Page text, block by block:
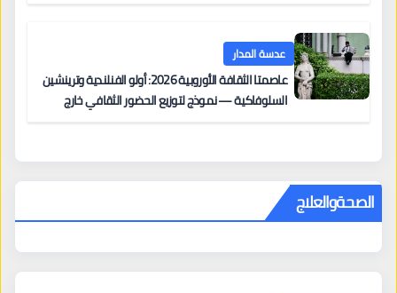
عدسة المدار
عاصمتا الثقافة الأوروبية 2026: أولو الفنلندية وترينشين
السلوفاكية — نموذج لتوزيع الحضور الثقافي خارج
الصحةوالعلاج